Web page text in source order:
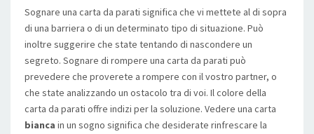
Sognare una carta da parati significa che vi mettete al di sopra
di una barriera o di un determinato tipo di situazione. Può
inoltre suggerire che state tentando di nascondere un
segreto. Sognare di rompere una carta da parati può
prevedere che proverete a rompere con il vostro partner, o
che state analizzando un ostacolo tra di voi. Il colore della
carta da parati offre indizi per la soluzione. Vedere una carta
bianca in un sogno significa che desiderate rinfrescare la